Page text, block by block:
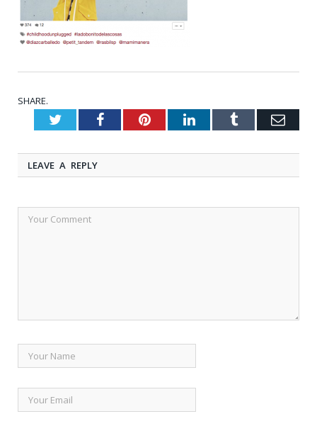
SHARE.
TwitterFacebookPinterestLinkedInTumblr
LEAVE A REPLY